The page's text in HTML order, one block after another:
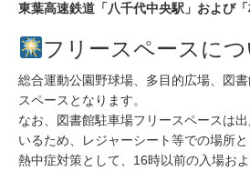
東葉高速鉄道「八千代中央駅」および
フリースペースにつ
総合運動公園野球場、多目的広場、図
スペースとなります。
なお、図書館駐車場フリースペースは
いるため、レジャーシート等での場所と
熱中症対策として、16時以前の入場お